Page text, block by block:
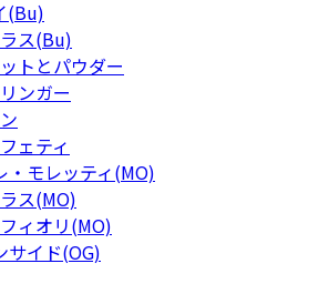
(Bu)
ス(Bu)
トとパウダー
ンガー
ェティ
・モレッティ(MO)
ス(MO)
ィオリ(MO)
サイド(OG)